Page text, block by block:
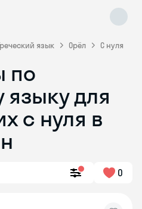
язык Орёл С нуля
по
языку для
с нуля в
0